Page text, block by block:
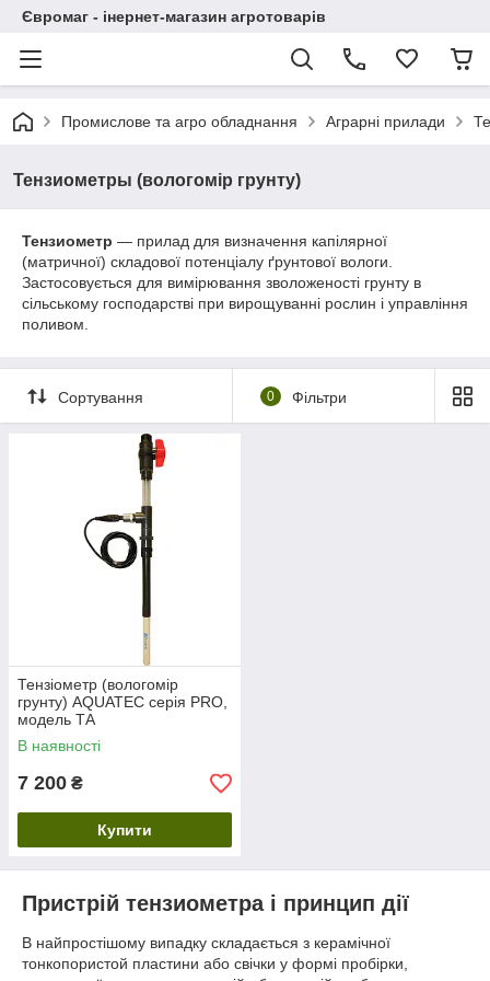
Євромаг - інернет-магазин агротоварів
Промислове та агро обладнання Аграрні прилади
Тензиометры (вологомір грунту)
Тензиометр — прилад для визначення капілярної
(матричної) складової потенціалу ґрунтової вологи.
Застосовується для вимірювання зволоженості грунту в
сільському господарстві при вирощуванні рослин і управління
поливом.
Сортування 0 Фільтри
Тензіометр (вологомір
грунту) AQUATEC серія PRO,
модель ТА
В наявності
7 200 ₴
Купити
Пристрій тензиометра і принцип дії
В найпростішому випадку складається з керамічної
тонкопористой пластини або свічки у формі пробірки,